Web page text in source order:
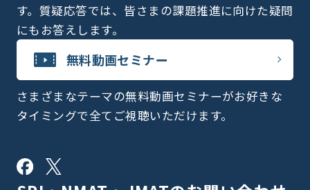
す。質疑応答では、皆さまの課題推進に向けた疑問
にもお答えします。
無料動画セミナー
さまざまなテーマの無料動画セミナーがお好きな
タイミングで全てご視聴いただけます。